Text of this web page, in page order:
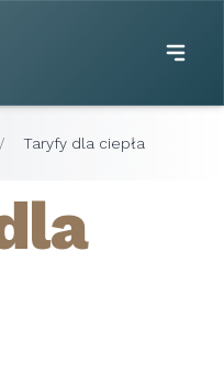
/ Taryfy dla ciepła